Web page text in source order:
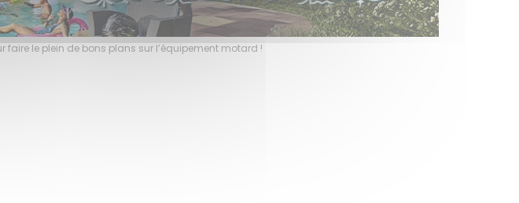
faire le plein de bons plans sur l’équipement motard !